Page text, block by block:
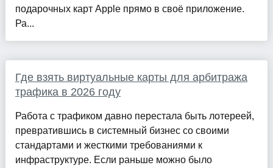
подарочных карт Apple прямо в своё приложение.
Ра...
Где взять виртуальные карты для арбитража
трафика в 2026 году
Работа с трафиком давно перестала быть лотереей,
превратившись в системный бизнес со своими
стандартами и жесткими требованиями к
инфраструктуре. Если раньше можно было